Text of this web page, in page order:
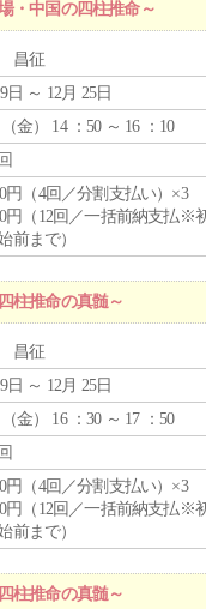
・中国の四柱推命～
昌征
日 ～ 12月 25日
金） 14 ：50 ～ 16 ：10
円（4回／分割支払い）×3
円（12回／一括前納支払※
前まで）
柱推命の真髄～
昌征
日 ～ 12月 25日
金） 16 ：30 ～ 17 ：50
円（4回／分割支払い）×3
円（12回／一括前納支払※
前まで）
柱推命の真髄～